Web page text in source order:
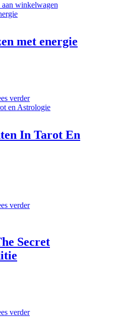
aan winkelwagen
met energie
verder
In Tarot En
verder
Secret
verder